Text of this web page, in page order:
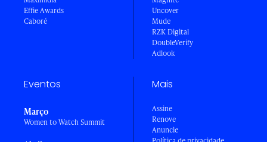
Effie Awards
Caboré
Uncover
Mude
RZK Digital
DoubleVerify
Adlook
Eventos
Março
Women to Watch Summit
Mais
Assine
Renove
Anuncie